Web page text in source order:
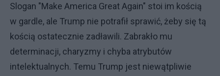
Slogan "Make America Great Again" stoi im kością
w gardle, ale Trump nie potrafił sprawić, żeby się tą
kością ostatecznie zadławili. Zabrakło mu
determinacji, charyzmy i chyba atrybutów
intelektualnych. Temu Trump jest niewątpliwie